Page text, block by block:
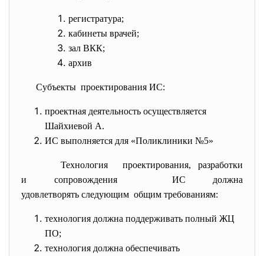
регистратура;
кабинеты врачей;
зал ВКК;
архив
Субъекты проектирования ИС:
проектная деятельность осуществляется
Шайхиевой А.
ИС выполняется для «Поликлиники №5»
Технология проектирования, разработки
и сопровождения ИС должна
удовлетворять следующим общим требованиям:
технология должна поддерживать полный ЖЦ
ПО;
технология должна обеспечивать